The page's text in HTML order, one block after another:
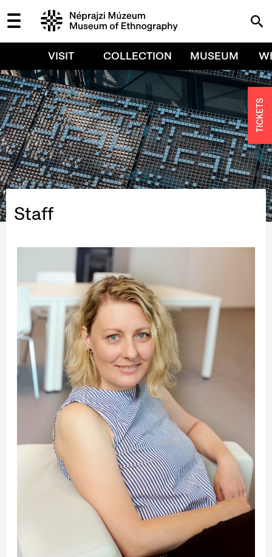
VISIT COLLECTION MUSEUM
Staff
TICKETS